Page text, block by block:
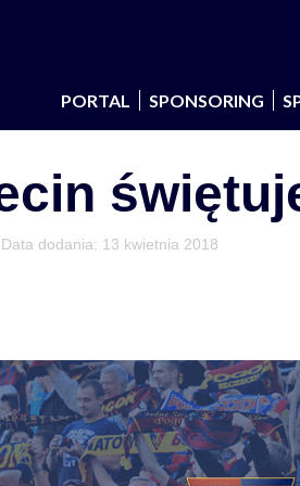
PORTAL
SPONSORING
Data dodania: 13 kwietnia 2018